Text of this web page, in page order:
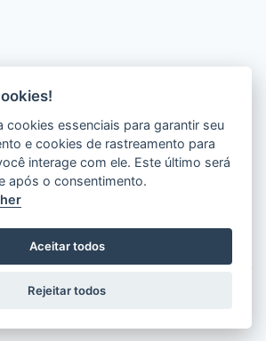
Onofre Lopes - HUOL
- Petrópolis
(HUOL). Todos os direitos
cookies essenciais para garantir seu
e cookies de rastreamento para
interage com ele. Este último será
após o consentimento.
Aceitar todos
Rejeitar todos